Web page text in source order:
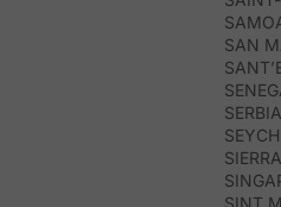
SAN
SINT